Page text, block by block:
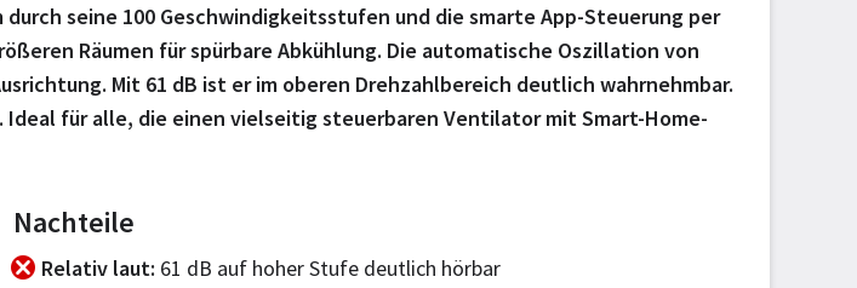
seine 100 Geschwindigkeitsstufen und die smarte App-Steuerung per
Räumen für spürbare Abkühlung. Die automatische Oszillation von
Mit 61 dB ist er im oberen Drehzahlbereich deutlich wahrnehmbar.
für alle, die einen vielseitig steuerbaren Ventilator mit Smart-Home-
Nachteile
Relativ laut 61 dB auf hoher Stufe deutlich hörbar